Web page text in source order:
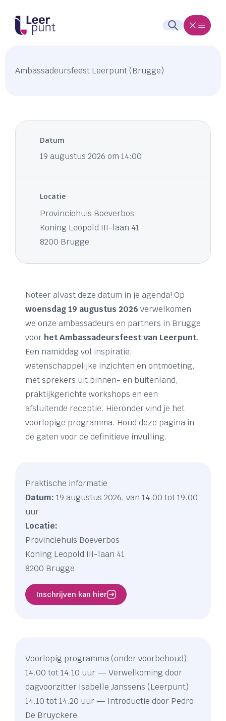
Ambassadeursfeest Leerpunt (Brugge)
Datum
19 augustus 2026 om 14:00
Locatie
Provinciehuis Boeverbos
Koning Leopold III-laan 41
8200 Brugge
Noteer alvast deze datum in je agenda! Op
woensdag 19 augustus 2026 verwelkomen
we onze ambassadeurs en partners in Brugge
voor het Ambassadeursfeest van Leerpunt.
Een namiddag vol inspiratie,
wetenschappelijke inzichten en ontmoeting,
met sprekers uit binnen- en buitenland,
praktijkgerichte workshops en een
afsluitende receptie. Hieronder vind je het
voorlopige programma. Houd deze pagina in
de gaten voor de definitieve invulling.
Praktische informatie
Datum: 19 augustus 2026, van 14.00 tot 19.00
uur
Locatie:
Provinciehuis Boeverbos
Koning Leopold III-laan 41
8200 Brugge
Inschrijven kan hier
Voorlopig programma (onder voorbehoud):
14.00 tot 14.10 uur — Verwelkoming door
dagvoorzitter Isabelle Janssens (Leerpunt)
14.10 tot 14.20 uur — Introductie door Pedro
De Bruyckere